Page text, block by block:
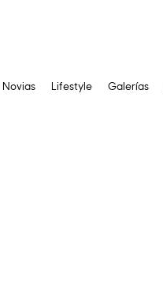
Novias Lifestyle Galerías